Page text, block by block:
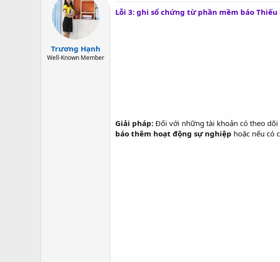
Trương Hạnh
Well-Known Member
Lỗi 3: ghi sổ chứng từ phần mềm báo
Giải pháp: Đối với những tài khoản có theo
báo thêm hoạt động sự nghiệp hoặc nếu có